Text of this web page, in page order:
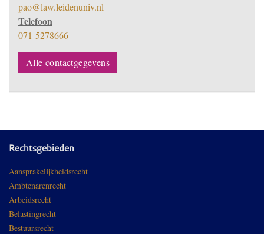
pao@law.leidenuniv.nl
Telefoon
071-5278666
Alle contactgegevens
Rechtsgebieden
Aansprakelijkheidsrecht
Ambtenarenrecht
Arbeidsrecht
Belastingrecht
Bestuursrecht